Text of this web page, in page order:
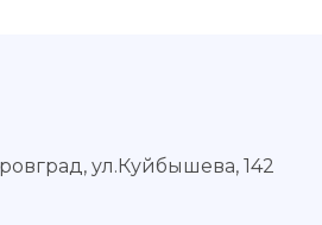
ул.Куйбышева, 142